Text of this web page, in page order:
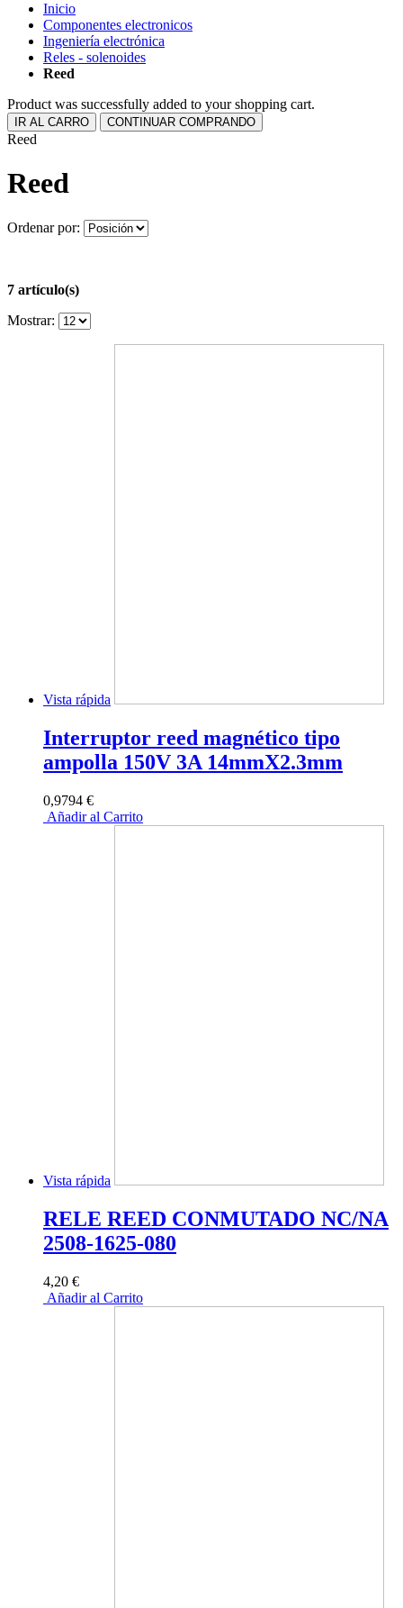
Inicio
Componentes electronicos
Ingeniería electrónica
Reles - solenoides
Reed
Product was successfully added to your shopping cart.
IR AL CARRO CONTINUAR COMPRANDO
Reed
Reed
Ordenar por:
7 artículo(s)
Mostrar:
Vista rápida
Interruptor reed magnético tipo
ampolla 150V 3A 14mmX2.3mm
0,9794 €
Añadir al Carrito
Vista rápida
RELE REED CONMUTADO NC/NA
2508-1625-080
4,20 €
Añadir al Carrito